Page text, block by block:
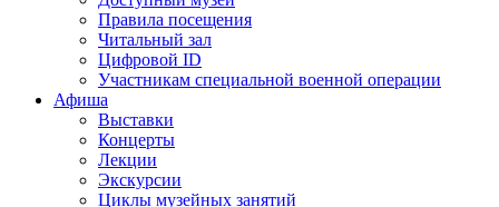
Правила посещения
Читальный зал
Цифровой ID
Участникам специальной военной операции
Афиша
Выставки
Концерты
Лекции
Экскурсии
Циклы музейных занятий